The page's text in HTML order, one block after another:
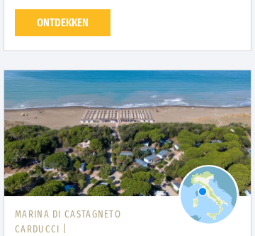
ONTDEKKEN
MARINA DI CASTAGNETO
CARDUCCI |